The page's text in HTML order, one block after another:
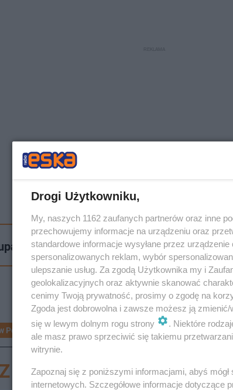
i grad, ale też lekkie ochłodzenie
Polsce
DZIAŁU WIADOMOŚCI
Drogi Użytkowniku,
My, naszych 1162 zaufanych partnerów oraz inne
przechowujemy informacje na urządzeniu oraz
standardowe informacje wysyłane przez
spersonalizowanych reklam, wybór
ulepszanie usług. Za zgodą Użytkownika my i
geolokalizacyjnych oraz aktywnie skanować
cenimy Twoją prywatność, prosimy o zgodę na
Zgoda jest dobrowolna i zawsze możesz ją
się w lewym dolnym rogu strony
. Niektóre
ale masz prawo sprzeciwić się takiemu
witrynie.
Zapoznaj się z poniższymi informacjami, abyś
internetowych. Szczegółowe informacje dotyczące